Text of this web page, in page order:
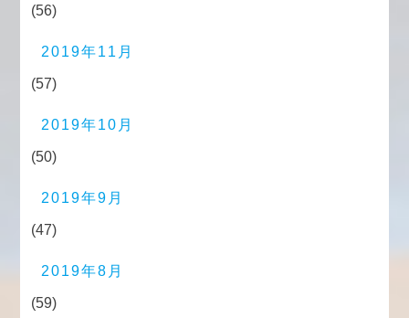
(56)
2019年11月
(57)
2019年10月
(50)
2019年9月
(47)
2019年8月
(59)